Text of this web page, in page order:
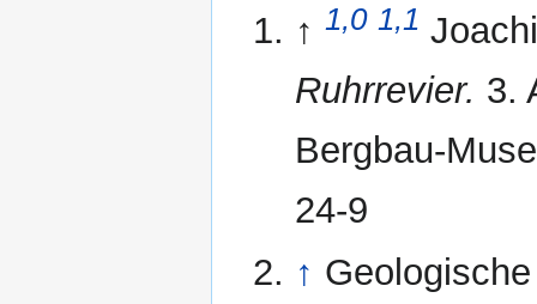
↑ 1,0 1,1
Ruhrrevier. 3.
Bergbau-
24-9
↑